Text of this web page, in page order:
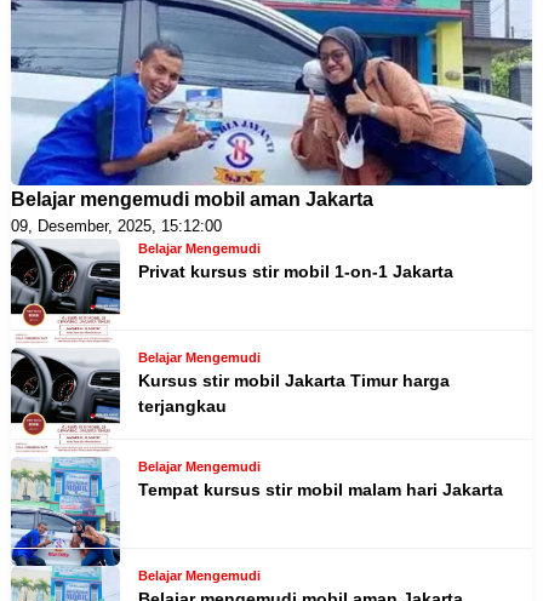
Belajar mengemudi mobil aman Jakarta
09, Desember, 2025, 15:12:00
Belajar Mengemudi
Privat kursus stir mobil 1-on-1 Jakarta
Belajar Mengemudi
Kursus stir mobil Jakarta Timur harga
terjangkau
Belajar Mengemudi
Tempat kursus stir mobil malam hari Jakarta
Belajar Mengemudi